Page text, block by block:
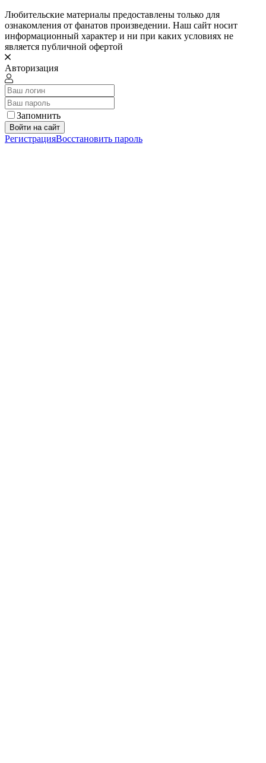
Любительские материалы предоставлены только для
ознакомления от фанатов произведении. Наш сайт носит
информационный характер и ни при каких условиях не
является публичной офертой
Авторизация
Запомнить
Войти на сайт
РегистрацияВосстановить пароль